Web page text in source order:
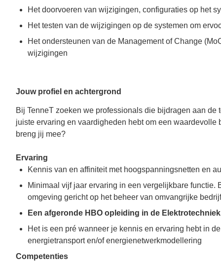
Het doorvoeren van wijzigingen, configuraties op het
Het testen van de wijzigingen op de systemen om
Het ondersteunen van de Management of Change
wijzigingen
Jouw profiel en achtergrond
Bij TenneT zoeken we professionals die bijdragen aan
juiste ervaring en vaardigheden hebt om een
breng jij mee?
Ervaring
Kennis van en affiniteit met hoogspanningsnetten en
Minimaal vijf jaar ervaring in een vergelijkbare
omgeving gericht op het beheer van omvangrijke
Een afgeronde HBO opleiding in de
Het is een pré wanneer je kennis en ervaring hebt in
energietransport en/of energienetwerkmodellering
Competenties